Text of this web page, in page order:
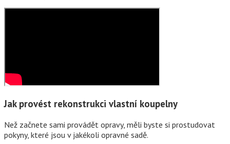
Jak provést rekonstrukci vlastní koupelny
Než začnete sami provádět opravy, měli byste si prostudovat
pokyny, které jsou v jakékoli opravné sadě.